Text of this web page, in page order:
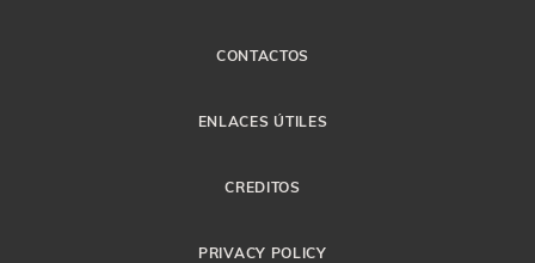
CONTACTOS
ENLACES ÚTILES
CREDITOS
PRIVACY POLICY